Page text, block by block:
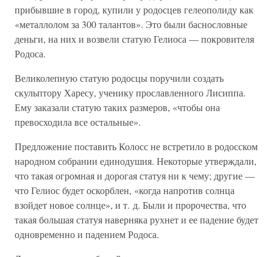
прибывшие в город, купили у родосцев гелеополиду как
«металлолом за 300 талантов». Это были баснословные
деньги, на них и возвели статую Гелиоса — покровителя
Родоса.
Великолепную статую родосцы поручили создать
скульптору Харесу, ученику прославленного Лисиппа.
Ему заказали статую таких размеров, «чтобы она
превосходила все остальные».
Предложение поставить Колосс не встретило в родосском
народном собрании единодушия. Некоторые утверждали,
что такая огромная и дорогая статуя ни к чему; другие —
что Гелиос будет оскорблен, «когда напротив солнца
взойдет новое солнце», и т. д. Были и пророчества, что
такая большая статуя наверняка рухнет и ее падение будет
одновременно и падением Родоса.